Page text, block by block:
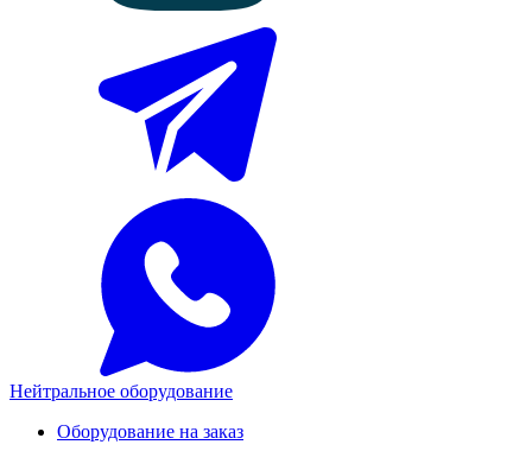
Нейтральное оборудование
Оборудование на заказ